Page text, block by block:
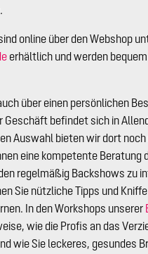
online über den Webshop
erhältlich und werden
über einen persönlichen
Geschäft befindet sich in
Auswahl bieten wir dort
eine kompetente Beratung
regelmäßig Backshows zu
Sie nützliche Tipps und
In den Workshops unserer
wie die Profis an das
wie Sie leckeres, gesundes